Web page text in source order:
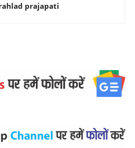
prajapati